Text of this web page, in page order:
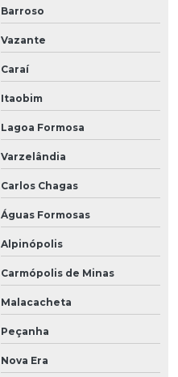
Barroso
Vazante
Caraí
Itaobim
Lagoa Formosa
Varzelândia
Carlos Chagas
Águas Formosas
Alpinópolis
Carmópolis de Minas
Malacacheta
Peçanha
Nova Era